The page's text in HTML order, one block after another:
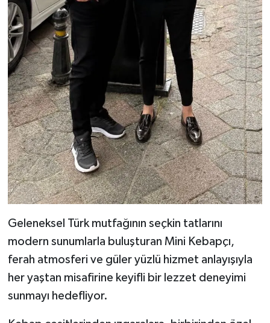
Geleneksel Türk mutfağının seçkin tatlarını
modern sunumlarla buluşturan Mini Kebapçı,
ferah atmosferi ve güler yüzlü hizmet anlayışıyla
her yaştan misafirine keyifli bir lezzet deneyimi
sunmayı hedefliyor.